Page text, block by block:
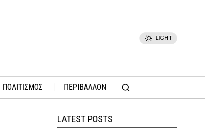
LIGHT
ΠΟΛΙΤΙΣΜΟΣ ΠΕΡΙΒΑΛΛΟΝ
LATEST POSTS